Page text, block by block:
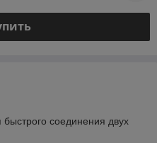
соединения двух